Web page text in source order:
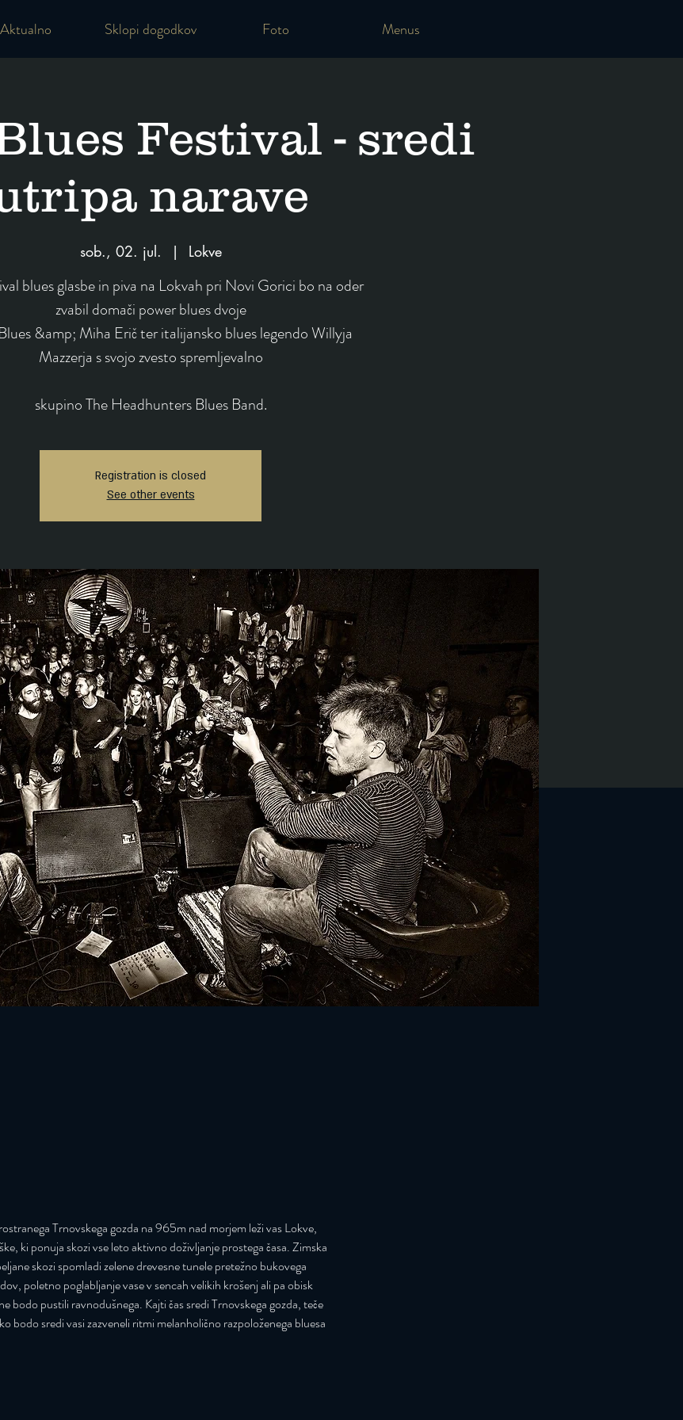
Aktualno Sklopi dogodkov Foto Menus
Festival - sredi
narave
sob., 02. jul.
  |
Lokve
blues glasbe in piva na Lokvah pri Novi Gorici bo na oder
zvabil domači power blues dvoje
&amp; Miha Erič ter italijansko blues legendo Willyja
Mazzerja s svojo zvesto spremljevalno
skupino The Headhunters Blues Band.
Registration is closed
See other events
Trnovskega gozda na 965m nad morjem leži vas Lokve,
ki ponuja skozi vse leto aktivno doživljanje prostega časa. Zimska
skozi spomladi zelene drevesne tunele pretežno bukovega
poletno poglabljanje vase v sencah velikih krošenj ali pa obisk
bodo pustili ravnodušnega. Kajti čas sredi Trnovskega gozda, teče
bodo sredi vasi zazveneli ritmi melanholično razpoloženega bluesa